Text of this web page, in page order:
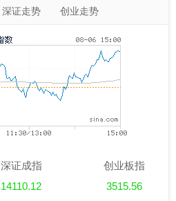
深证走势 创业走势
深证成指
14110.12
创业板指
3515.56